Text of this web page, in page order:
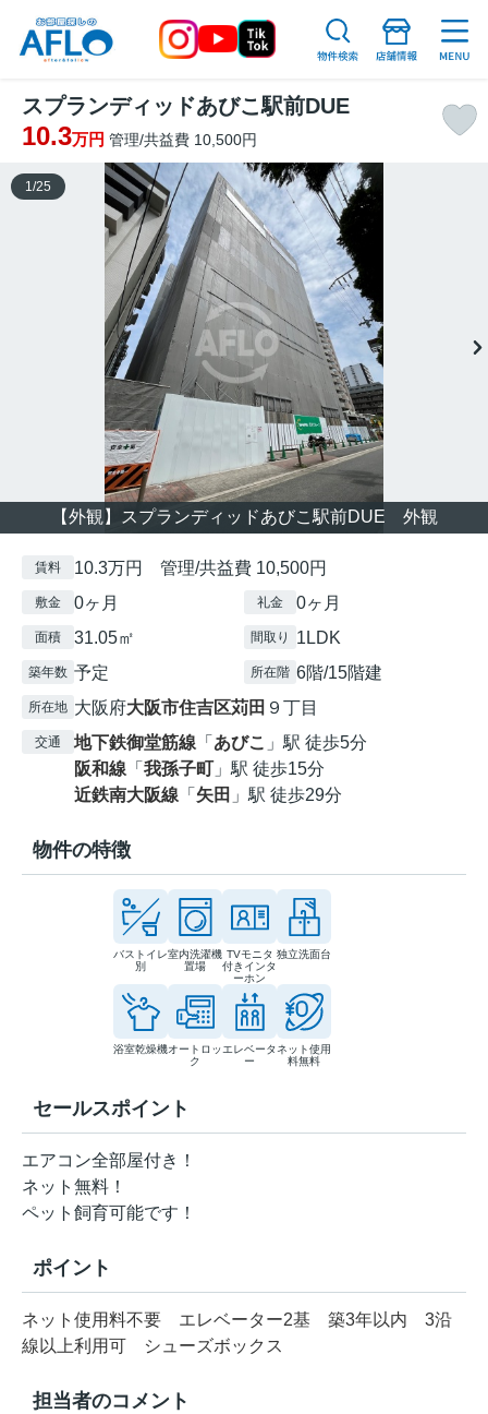
スプランディッドあびこ駅前DUE
10.3万円 管理/共益費 10,500円
【外観】スプランディッドあびこ駅前DUE 外観
1 /25
賃料 10.3万円 管理/共益費 10,500円
敷金 0ヶ月 礼金 0ヶ月
面積 31.05㎡ 間取り 1LDK
築年数 予定 所在階 6階/15階建
所在地 大阪府大阪市住吉区苅田 ９丁目
交通 地下鉄御堂筋線 「 あびこ 」駅 徒歩5分
阪和線 「 我孫子町 」駅 徒歩15分
近鉄南大阪線 「 矢田 」駅 徒歩29分
物件の特徴
バストイレ
別
室内洗濯機
置場
TVモニタ
付きインタ
ーホン
独立洗面台
浴室乾燥機オートロッ
ク
エレベータ
ー
ネット使用
料無料
セールスポイント
エアコン全部屋付き！
ネット無料！
ペット飼育可能です！
ポイント
ネット使用料不要 エレベーター2基 築3年以内
3沿
線以上利用可
シューズボックス
担当者のコメント